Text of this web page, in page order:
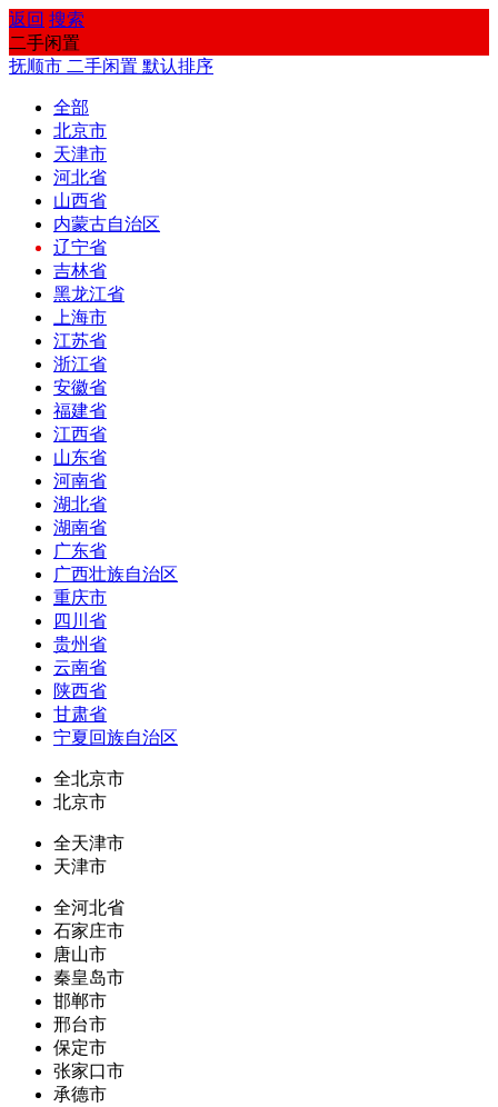
返回 搜索
二手闲置
抚顺市 二手闲置 默认排序
全部
北京市
天津市
河北省
山西省
内蒙古自治区
辽宁省
吉林省
黑龙江省
上海市
江苏省
浙江省
安徽省
福建省
江西省
山东省
河南省
湖北省
湖南省
广东省
广西壮族自治区
重庆市
四川省
贵州省
云南省
陕西省
甘肃省
宁夏回族自治区
全北京市
北京市
全天津市
天津市
全河北省
石家庄市
唐山市
秦皇岛市
邯郸市
邢台市
保定市
张家口市
承德市